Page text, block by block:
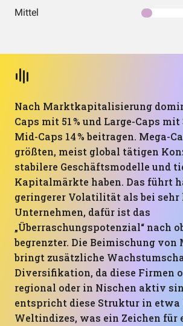
Mittel
Nach Marktkapitalisierung
Caps mit 51 % und Large-Caps mit
Mid-Caps 14 % beitragen. Mega-
größten, meist global tätigen
stabilere Geschäftsmodelle und
Kapitalmärkte haben. Das führt
geringerer Volatilität als bei sehr
Unternehmen, dafür ist das
„Überraschungspotenzial“ nach
begrenzter. Die Beimischung von
bringt zusätzliche
Diversifikation, da diese Firmen
regional oder in Nischen aktiv
entspricht diese Struktur in etwa
Weltindizes, was ein Zeichen für